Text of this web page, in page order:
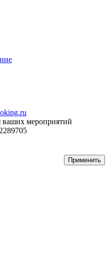
ваших мероприятий
Применить